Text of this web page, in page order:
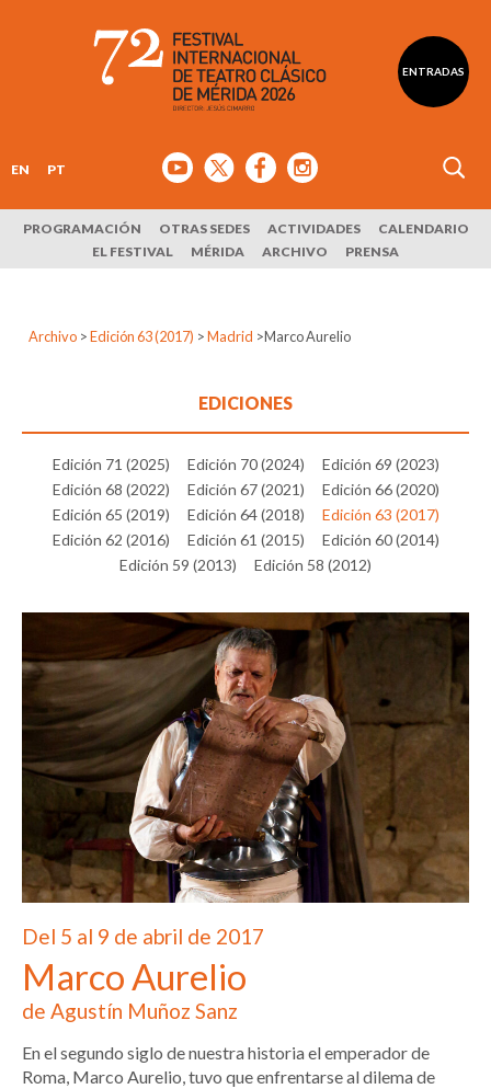
ENTRADAS
EN PT
PROGRAMACIÓN OTRAS SEDES ACTIVIDADES
CALENDARIO
EL FESTIVAL
MÉRIDA ARCHIVO PRENSA
Archivo > Edición 63 (2017) > Madrid >Marco Aurelio
EDICIONES
Edición 71 (2025) Edición 70 (2024)
Edición 69 (2023)
Edición 68 (2022)
Edición 67 (2021)
Edición 66 (2020)
Edición 65 (2019)
Edición 64 (2018)
Edición 63 (2017)
Edición 62 (2016)
Edición 61 (2015)
Edición 60 (2014)
Edición 59 (2013)
Edición 58 (2012)
Del 5 al 9 de abril de 2017
Marco Aurelio
de Agustín Muñoz Sanz
En el segundo siglo de nuestra historia el emperador de
Roma, Marco Aurelio, tuvo que enfrentarse al dilema de